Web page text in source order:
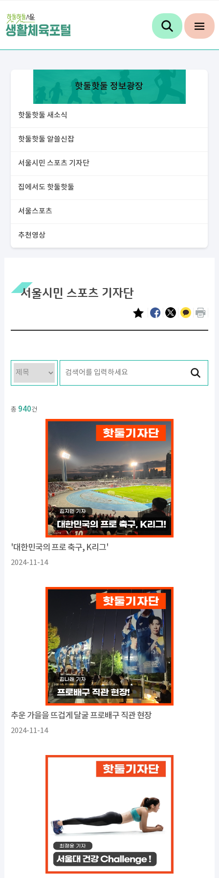
핫둘핫둘 정보광장
핫둘핫둘 새소식
핫둘핫둘 알쓸신잡
서울시민 스포츠 기자단
집에서도 핫둘핫둘
서울스포츠
추천영상
서울시민 스포츠 기자단
총 940건
'대한민국의 프로 축구, K리그'
2024-11-14
추운 가을을 뜨겁게 달굴 프로배구 직관 현장
2024-11-14